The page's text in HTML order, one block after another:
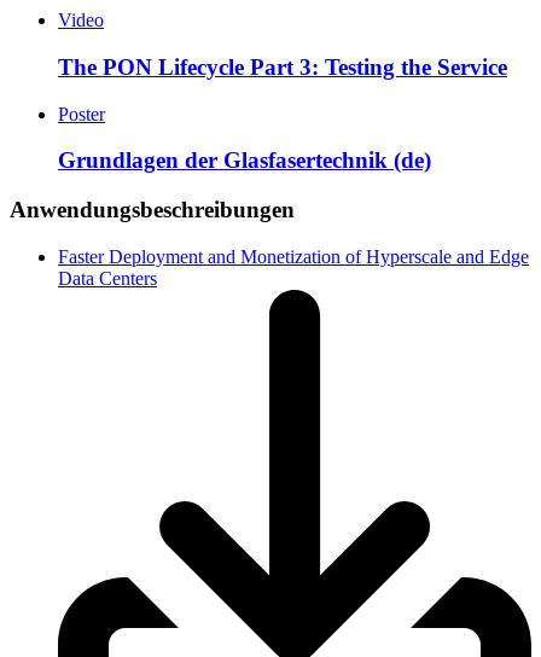
Video
The PON Lifecycle Part 3: Testing the Service
Poster
Grundlagen der Glasfasertechnik (de)
Anwendungsbeschreibungen
Faster Deployment and Monetization of Hyperscale and Edge
Data Centers